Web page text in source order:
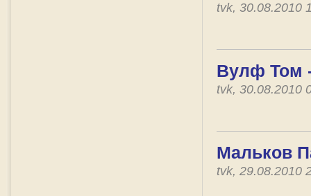
tvk, 30.08.2010
Вулф Том
tvk,
Мальков
tvk,